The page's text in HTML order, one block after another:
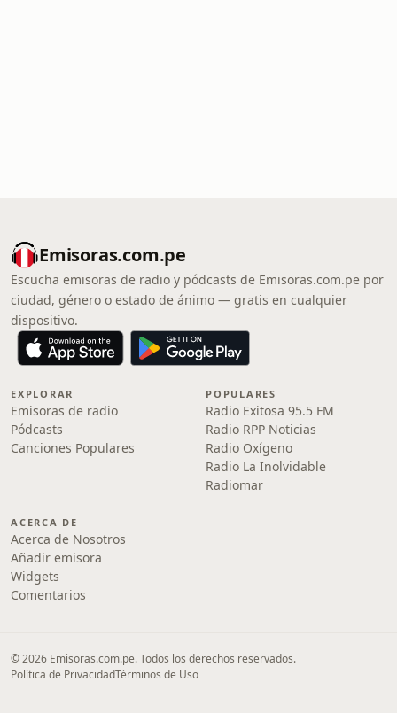
Emisoras.com.pe
Escucha emisoras de radio y pódcasts de Emisoras.com.pe por
ciudad, género o estado de ánimo — gratis en cualquier
dispositivo.
EXPLORAR
Emisoras de radio
Pódcasts
Canciones Populares
POPULARES
Radio Exitosa 95.5 FM
Radio RPP Noticias
Radio Oxígeno
Radio La Inolvidable
Radiomar
ACERCA DE
Acerca de Nosotros
Añadir emisora
Widgets
Comentarios
© 2026 Emisoras.com.pe. Todos los derechos reservados.
Política de PrivacidadTérminos de Uso